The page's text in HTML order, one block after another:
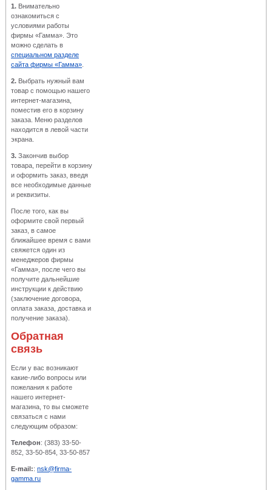
1. Внимательно
ознакомиться с
условиями работы
фирмы «Гамма». Это
можно сделать в
специальном разделе
сайта фирмы «Гамма»
2. Выбрать нужный вам
товар с помощью нашего
интернет-магазина,
поместив его в корзину
заказа. Меню разделов
находится в левой части
экрана.
3. Закончив выбор
товара, перейти в корзину
и оформить заказ, введя
все необходимые данные
и реквизиты.
После того, как вы
оформите свой первый
заказ, в самое
ближайшее время с вами
свяжется один из
менеджеров фирмы
«Гамма», после чего вы
получите дальнейшие
инструкции к действию
(заключение договора,
оплата заказа, доставка и
получение заказа).
Обратная
связь
Если у вас возникают
какие-либо вопросы или
пожелания к работе
нашего интернет-
магазина, то вы сможете
связаться с нами
следующим образом:
Телефон: (383) 33-50-
852, 33-50-854, 33-50-857
E-mail:: nsk@firma-
gamma.ru